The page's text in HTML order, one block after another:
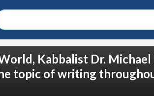
Kabbalist Dr. Michael
topic of writing